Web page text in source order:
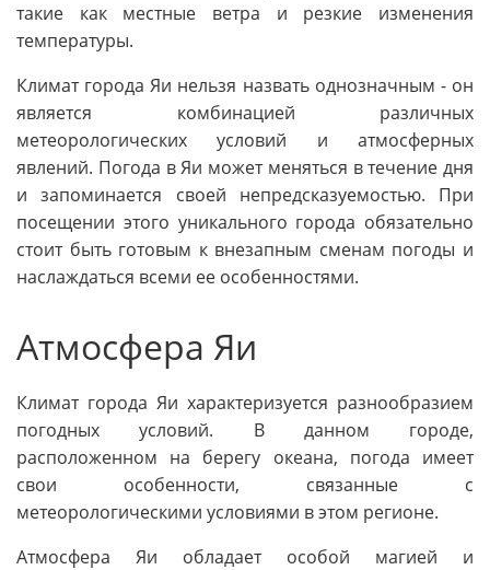
такие как местные ветра и резкие изменения
температуры.
Климат города Яи нельзя назвать однозначным - он
является комбинацией различных
метеорологических условий и атмосферных
явлений. Погода в Яи может меняться в течение дня
и запоминается своей непредсказуемостью. При
посещении этого уникального города обязательно
стоит быть готовым к внезапным сменам погоды и
наслаждаться всеми ее особенностями.
Атмосфера Яи
Климат города Яи характеризуется разнообразием
погодных условий. В данном городе,
расположенном на берегу океана, погода имеет
свои особенности, связанные с
метеорологическими условиями в этом регионе.
Атмосфера Яи обладает особой магией и